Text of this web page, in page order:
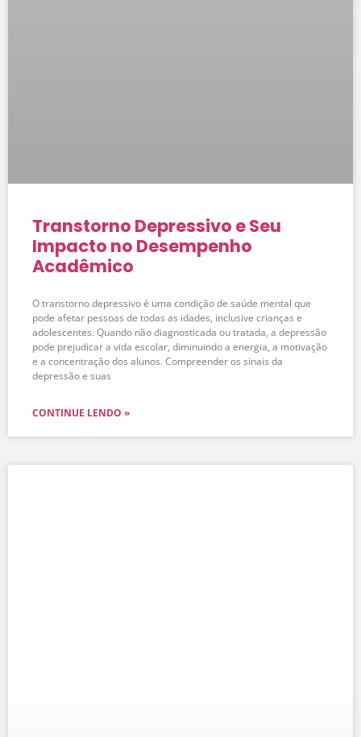
Transtorno Depressivo e Seu
Impacto no Desempenho
Acadêmico
O transtorno depressivo é uma condição de saúde mental que
pode afetar pessoas de todas as idades, inclusive crianças e
adolescentes. Quando não diagnosticada ou tratada, a depressão
pode prejudicar a vida escolar, diminuindo a energia, a motivação
e a concentração dos alunos. Compreender os sinais da
depressão e suas
CONTINUE LENDO »